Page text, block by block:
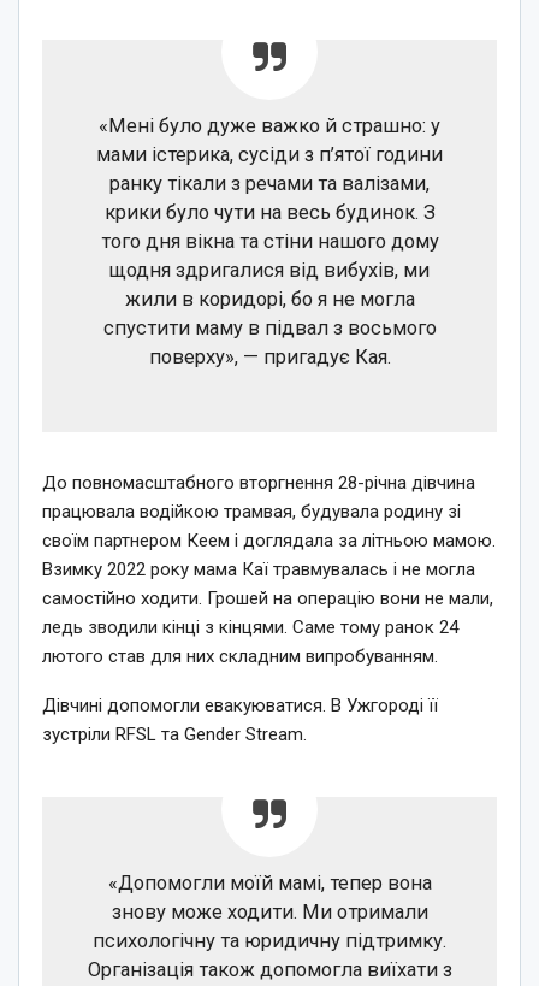
«Мені було дуже важко й страшно: у
мами істерика, сусіди з п’ятої години
ранку тікали з речами та валізами,
крики було чути на весь будинок. З
того дня вікна та стіни нашого дому
щодня здригалися від вибухів, ми
жили в коридорі, бо я не могла
спустити маму в підвал з восьмого
поверху», — пригадує Кая.
До повномасштабного вторгнення 28-річна дівчина
працювала водійкою трамвая, будувала родину зі
своїм партнером Кеем і доглядала за літньою мамою.
Взимку 2022 року мама Каї травмувалась і не могла
самостійно ходити. Грошей на операцію вони не мали,
ледь зводили кінці з кінцями. Саме тому ранок 24
лютого став для них складним випробуванням.
Дівчині допомогли евакуюватися. В Ужгороді її
зустріли RFSL та Gender Stream.
«Допомогли моїй мамі, тепер вона
знову може ходити. Ми отримали
психологічну та юридичну підтримку.
Організація також допомогла виїхати з